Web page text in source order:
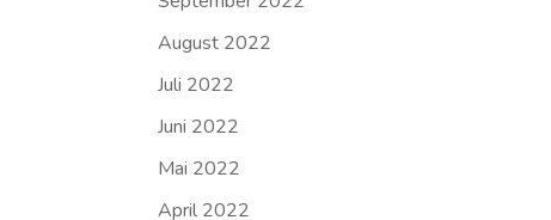
August 2022
Juli 2022
Juni 2022
Mai 2022
April 2022